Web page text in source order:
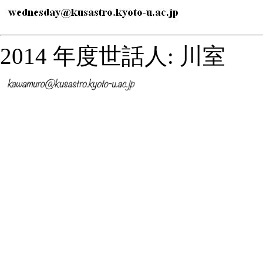
2014 年度世話人: 川室